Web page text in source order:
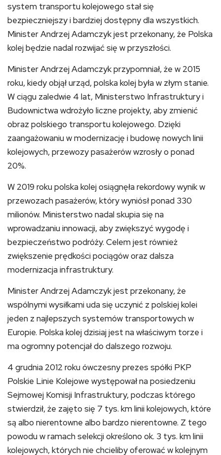
system transportu kolejowego stał się
bezpieczniejszy i bardziej dostępny dla wszystkich.
Minister Andrzej Adamczyk jest przekonany, że Polska
kolej będzie nadal rozwijać się w przyszłości.
Minister Andrzej Adamczyk przypomniał, że w 2015
roku, kiedy objął urząd, polska kolej była w złym stanie.
W ciągu zaledwie 4 lat, Ministerstwo Infrastruktury i
Budownictwa wdrożyło liczne projekty, aby zmienić
obraz polskiego transportu kolejowego. Dzięki
zaangażowaniu w modernizację i budowę nowych linii
kolejowych, przewozy pasażerów wzrosły o ponad
20%.
W 2019 roku polska kolej osiągnęła rekordowy wynik w
przewozach pasażerów, który wyniósł ponad 330
milionów. Ministerstwo nadal skupia się na
wprowadzaniu innowacji, aby zwiększyć wygodę i
bezpieczeństwo podróży. Celem jest również
zwiększenie prędkości pociągów oraz dalsza
modernizacja infrastruktury.
Minister Andrzej Adamczyk jest przekonany, że
wspólnymi wysiłkami uda się uczynić z polskiej kolei
jeden z najlepszych systemów transportowych w
Europie. Polska kolej dzisiaj jest na właściwym torze i
ma ogromny potencjał do dalszego rozwoju.
4 grudnia 2012 roku ówczesny prezes spółki PKP
Polskie Linie Kolejowe występował na posiedzeniu
Sejmowej Komisji Infrastruktury, podczas którego
stwierdził, że zajęto się 7 tys. km linii kolejowych, które
są albo nierentowne albo bardzo nierentowne. Z tego
powodu w ramach selekcji określono ok. 3 tys. km linii
kolejowych, których nie chcieliby oferować w kolejnym